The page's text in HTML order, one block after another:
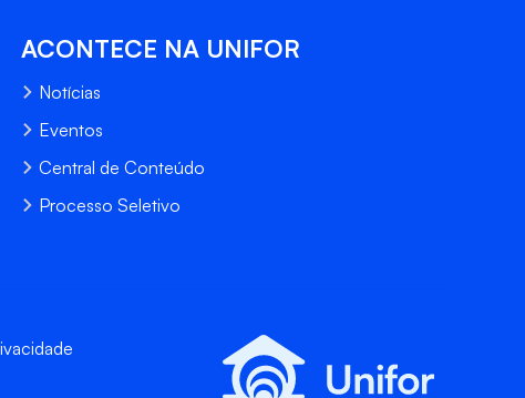
ACONTECE NA UNIFOR
Notícias
Eventos
Central de Conteúdo
Processo Seletivo